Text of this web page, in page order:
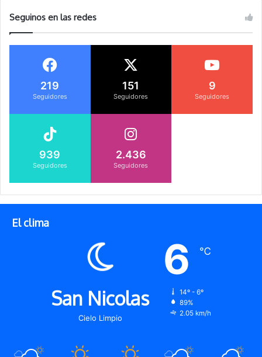
Seguinos en las redes
219
Seguidores
151
Seguidores
9
Seguidores
939
Seguidores
2.436
Seguidores
El clima
San Nicolas
Cielo Limpio
6 ℃
14º - 6º
89%
2.05 km/h